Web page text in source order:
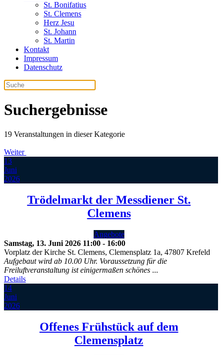
St. Bonifatius
St. Clemens
Herz Jesu
St. Johann
St. Martin
Kontakt
Impressum
Datenschutz
Suchergebnisse
19 Veranstaltungen in dieser Kategorie
Weiter
13
Juni
2026
Trödelmarkt der Messdiener St.
Clemens
Angebote
Samstag, 13. Juni 2026 11:00 - 16:00
Vorplatz der Kirche St. Clemens, Clemensplatz 1a, 47807 Krefeld
Aufgebaut wird ab 10.00 Uhr. Voraussetzung für die
Freiluftveranstaltung ist einigermaßen schönes ...
Details
14
Juni
2026
Offenes Frühstück auf dem
Clemensplatz